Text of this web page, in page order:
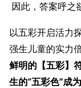
因此，答案呼
以五彩开启活力
强生儿童的实力
鲜明的【五彩】
生的“五彩色”成